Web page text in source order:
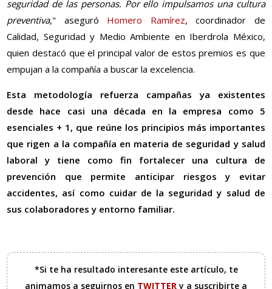
seguridad de las personas. Por ello impulsamos una cultura
preventiva," aseguró Homero Ramírez, coordinador de
Calidad, Seguridad y Medio Ambiente en Iberdrola México,
quien destacó que el principal valor de estos premios es que
empujan a la compañía a buscar la excelencia.
Esta metodología refuerza campañas ya existentes
desde hace casi una década en la empresa como 5
esenciales + 1, que reúne los principios más importantes
que rigen a la compañía en materia de seguridad y salud
laboral y tiene como fin fortalecer una cultura de
prevención que permite anticipar riesgos y evitar
accidentes, así como cuidar de la seguridad y salud de
sus colaboradores y entorno familiar.
*Si te ha resultado interesante este artículo, te
animamos a seguirnos en TWITTERy a suscribirte a